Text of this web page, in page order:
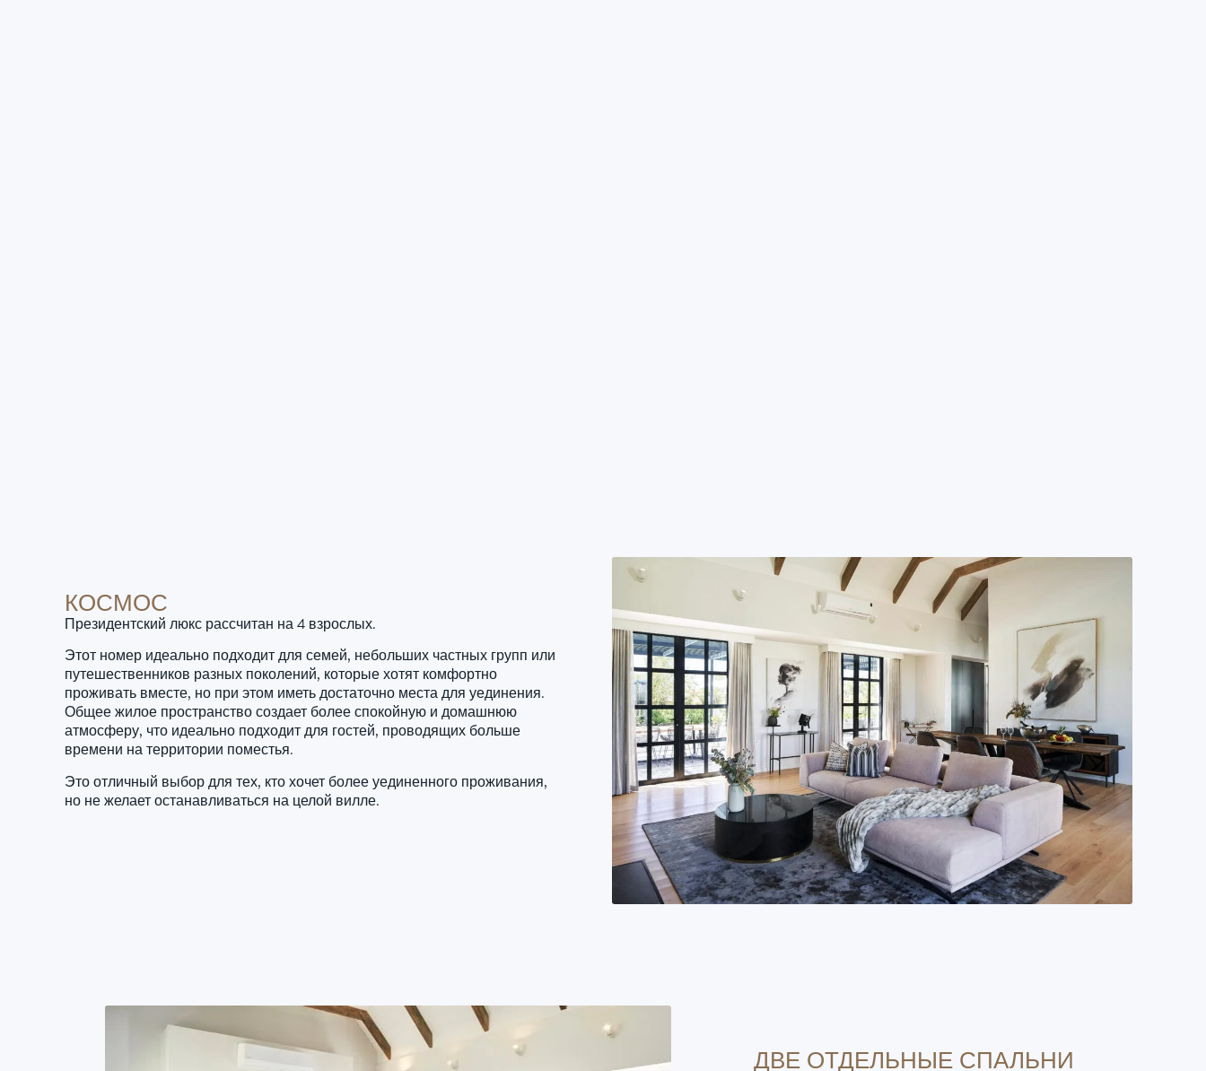
КОСМОС
Президентский люкс рассчитан на 4 взрослых.
Этот номер идеально подходит для семей, небольших частных групп или
путешественников разных поколений, которые хотят комфортно
проживать вместе, но при этом иметь достаточно места для уединения.
Общее жилое пространство создает более спокойную и домашнюю
атмосферу, что идеально подходит для гостей, проводящих больше
времени на территории поместья.
Это отличный выбор для тех, кто хочет более уединенного проживания,
но не желает останавливаться на целой вилле.
ДВЕ ОТДЕЛЬНЫЕ СПАЛЬНИ